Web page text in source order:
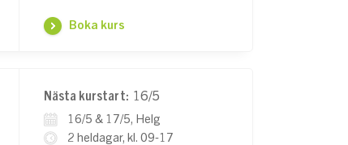
Boka kurs
Nästa kurstart: 16/5
16/5 & 17/5, Helg
2 heldagar, kl. 09-17